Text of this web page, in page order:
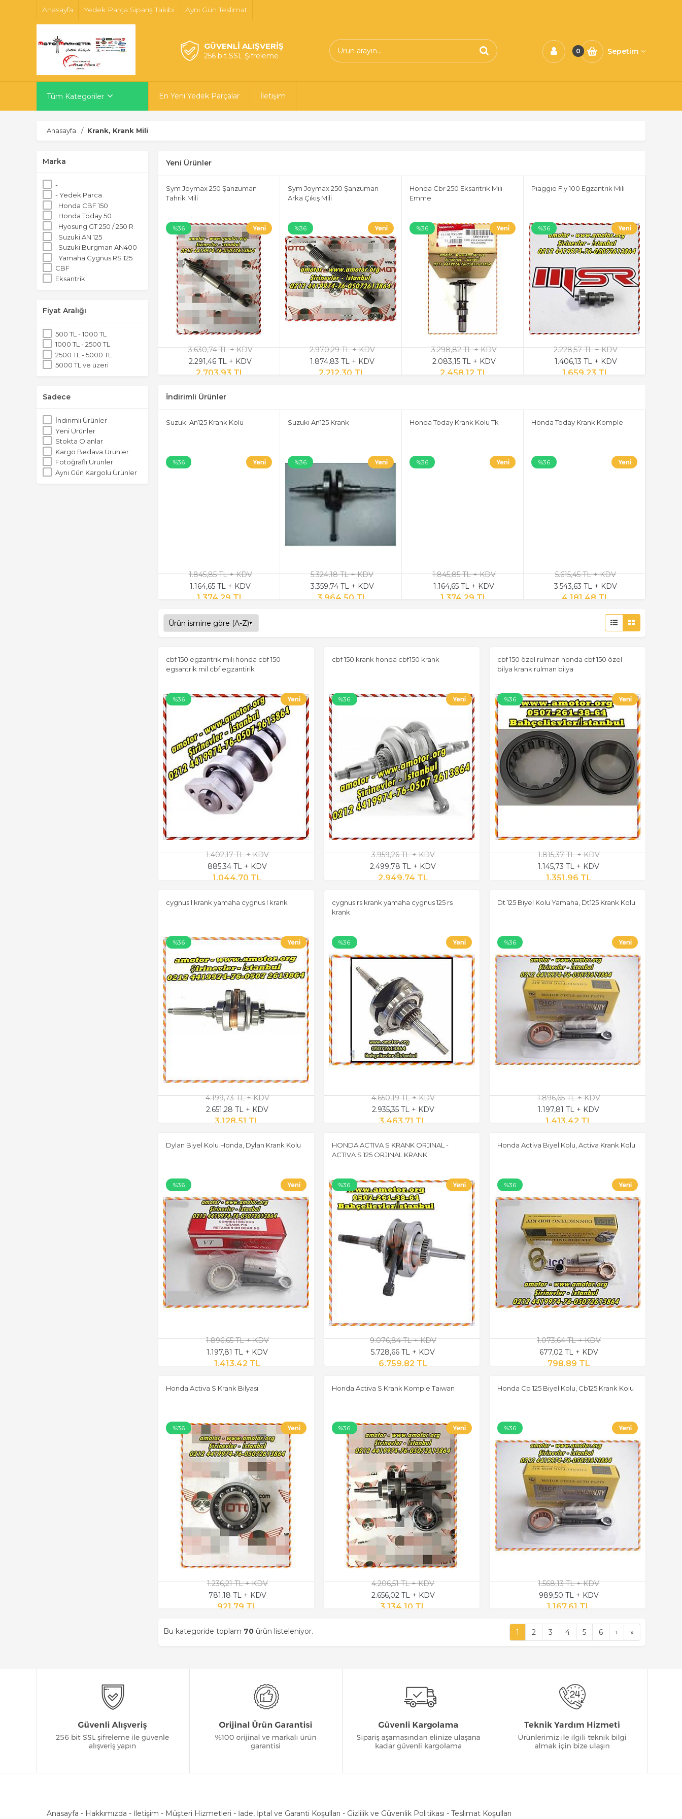
Anasayfa Yedek Parça Sipariş Takibi Ayni Gün Teslimat
GÜVENLİ ALIŞVERİŞ
256 bit SSL Şifreleme
0 Sepetim
Tüm Kategoriler En Yeni Yedek Parçalar İletişim
Anasayfa Krank, Krank Mili
Marka
-
- Yedek Parca
. Honda CBF 150
. Honda Today 50
. Hyosung GT 250 / 250 R
. Suzuki AN 125
. Suzuki Burgman AN400
. Yamaha Cygnus RS 125
CBF
Eksantrik
Fiyat Aralığı
500 TL - 1000 TL
1000 TL - 2500 TL
2500 TL - 5000 TL
5000 TL ve üzeri
Sadece
İndirimli Ürünler
Yeni Ürünler
Stokta Olanlar
Kargo Bedava Ürünler
Fotoğraflı Ürünler
Aynı Gün Kargolu Ürünler
Yeni Ürünler
Sym Joymax 250 Şanzuman
Tahrik Mili
%36
3.630,74 TL + KDV
2.291,46 TL + KDV
2.703,93 TL
Sym Joymax 250 Şanzuman
Arka Çıkış Mili
%36
2.970,29 TL + KDV
1.874,83 TL + KDV
2.212,30 TL
Honda Cbr 250 Eksantrik Mili
Emme
%36
3.298,82 TL + KDV
2.083,15 TL + KDV
2.458,12 TL
Piaggio Fly 100 Egzantrik Mili
%36
2.228,57 TL + KDV
1.406,13 TL + KDV
1.659,23 TL
İndirimli Ürünler
Suzuki An125 Krank Kolu
%36
1.845,85 TL + KDV
1.164,65 TL + KDV
1.374,29 TL
Suzuki An125 Krank
%36
5.324,18 TL + KDV
3.359,74 TL + KDV
3.964,50 TL
Honda Today Krank Kolu Tk
%36
1.845,85 TL + KDV
1.164,65 TL + KDV
1.374,29 TL
Honda Today Krank Komple
%36
5.615,45 TL + KDV
3.543,63 TL + KDV
4.181,48 TL
cbf 150 egzantrik mili honda cbf 150
egsantrik mil cbf egzantirik
%36
1.402,17 TL + KDV
885,34 TL + KDV
1.044,70 TL
cbf 150 krank honda cbf150 krank
%36
3.959,26 TL + KDV
2.499,78 TL + KDV
2.949,74 TL
cbf 150 özel rulman honda cbf 150 özel
bilya krank rulman bilya
%36
1.815,37 TL + KDV
1.145,73 TL + KDV
1.351,96 TL
cygnus l krank yamaha cygnus l krank
%36
4.199,73 TL + KDV
2.651,28 TL + KDV
3.128,51 TL
cygnus rs krank yamaha cygnus 125 rs
krank
%36
4.650,19 TL + KDV
2.935,35 TL + KDV
3.463,71 TL
Dt 125 Biyel Kolu Yamaha, Dt125 Krank Kolu
%36
1.896,65 TL + KDV
1.197,81 TL + KDV
1.413,42 TL
Dylan Biyel Kolu Honda, Dylan Krank Kolu
%36
1.896,65 TL + KDV
1.197,81 TL + KDV
1.413,42 TL
HONDA ACTIVA S KRANK ORJINAL -
ACTIVA S 125 ORJINAL KRANK
%36
9.076,84 TL + KDV
5.728,66 TL + KDV
6.759,82 TL
Honda Activa Biyel Kolu, Activa Krank Kolu
%36
1.073,64 TL + KDV
677,02 TL + KDV
798,89 TL
Honda Activa S Krank Bilyası
%36
1.236,21 TL + KDV
781,18 TL + KDV
921,79 TL
Honda Activa S Krank Komple Taiwan
%36
4.206,51 TL + KDV
2.656,02 TL + KDV
3.134,10 TL
Honda Cb 125 Biyel Kolu, Cb125 Krank Kolu
%36
1.568,13 TL + KDV
989,50 TL + KDV
1.167,61 TL
Bu kategoride toplam 70 ürün listeleniyor. 1 2 3 4 5 6 › »
Anasayfa - Hakkımızda - İletişim - Müşteri Hizmetleri - İade, İptal ve Garanti Koşulları - Gizlilik ve Güvenlik Politikası - Teslimat Koşulları